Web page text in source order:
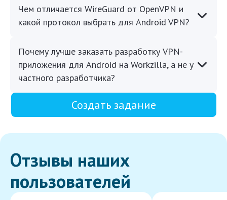
Чем отличается WireGuard от OpenVPN и
какой протокол выбрать для Android VPN?
Почему лучше заказать разработку VPN-
приложения для Android на Workzilla, а не у
частного разработчика?
Создать задание
Отзывы наших
пользователей